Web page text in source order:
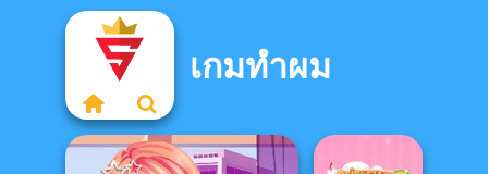
เกมทำผม